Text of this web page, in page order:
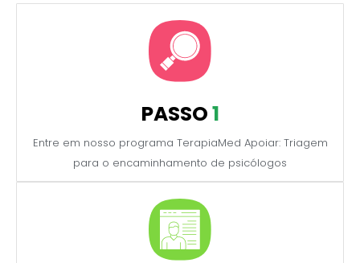
PASSO1
Entre em nosso programa TerapiaMed Apoiar: Triagem
para o encaminhamento de psicólogos